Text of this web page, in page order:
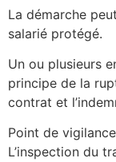
La démarche
salarié protégé.
Un ou plusieurs
principe de la
contrat et
Point de
L’inspection du